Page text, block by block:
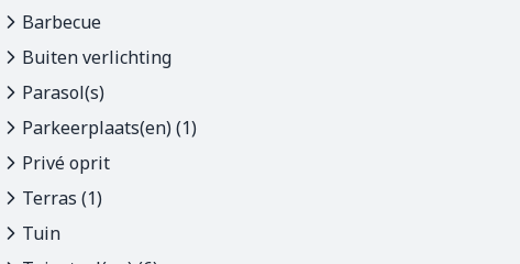
Barbecue
Buiten verlichting
Parasol(s)
Parkeerplaats(en) (1)
Privé oprit
Terras (1)
Tuin